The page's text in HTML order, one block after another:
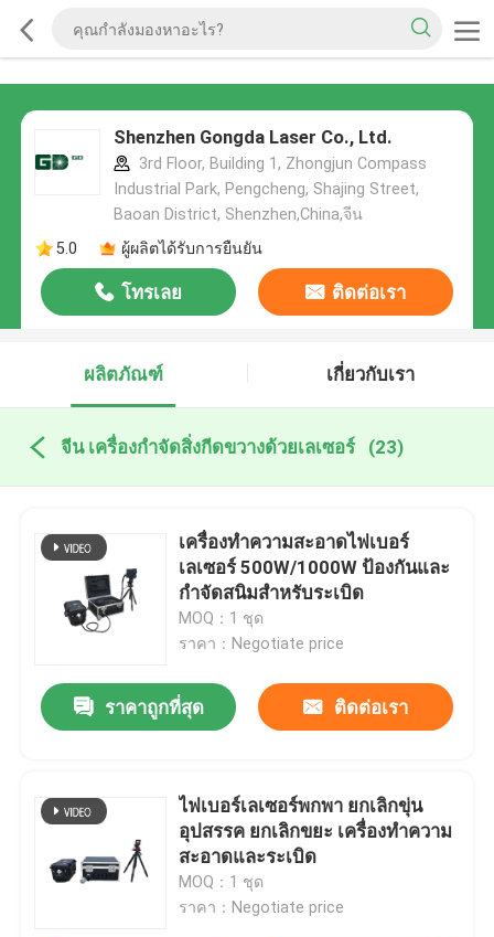
Shenzhen Gongda Laser Co., Ltd.
3rd Floor, Building 1, Zhongjun Compass
Industrial Park, Pengcheng, Shajing Street,
Baoan District, Shenzhen,China,จีน
5.0
ผู้ผลิตได้รับการยืนยัน
โทรเลย ติดต่อเรา
ผลิตภัณฑ์ เกี่ยวกับเรา
จีน เครื่องกำจัดสิ่งกีดขวางด้วยเลเซอร์ (23)
เครื่องทําความสะอาดไฟเบอร์
เลเซอร์ 500W/1000W ป้องกันและ
กําจัดสนิมสําหรับระเบิด
MOQ：1 ชุด
ราคา：Negotiate price
ราคาถูกที่สุด ติดต่อเรา
ไฟเบอร์เลเซอร์พกพา ยกเลิกขุ่น
อุปสรรค ยกเลิกขยะ เครื่องทําความ
สะอาดและระเบิด
MOQ：1 ชุด
ราคา：Negotiate price